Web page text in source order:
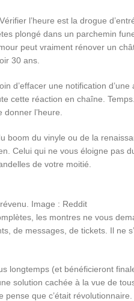
l’heure est la drogue
plongé dans un parchemin
peut vraiment rénover un
30 ans.
d’effacer une notification
cette réaction en chaîne.
donner l’heure.
boom du vinyle ou de la
Celui qui ne vous éloigne pas
de votre moitié.
Image : Reddit
les montres ne vous
de messages, de tickets. Il ne
longtemps (et bénéficieront
solution cachée à la vue de
que c’était révolutionnaire.